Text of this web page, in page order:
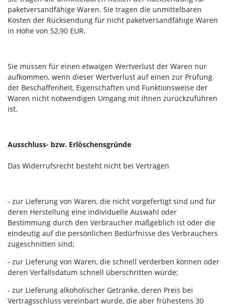
paketversandfähige Waren. Sie tragen die unmittelbaren
Kosten der Rücksendung für nicht paketversandfähige Waren
in Höhe von 52,90 EUR.
Sie müssen für einen etwaigen Wertverlust der Waren nur
aufkommen, wenn dieser Wertverlust auf einen zur Prüfung
der Beschaffenheit, Eigenschaften und Funktionsweise der
Waren nicht notwendigen Umgang mit ihnen zurückzuführen
ist.
Ausschluss- bzw. Erlöschensgründe
Das Widerrufsrecht besteht nicht bei Verträgen
- zur Lieferung von Waren, die nicht vorgefertigt sind und für
deren Herstellung eine individuelle Auswahl oder
Bestimmung durch den Verbraucher maßgeblich ist oder die
eindeutig auf die persönlichen Bedürfnisse des Verbrauchers
zugeschnitten sind;
- zur Lieferung von Waren, die schnell verderben können oder
deren Verfallsdatum schnell überschritten würde;
- zur Lieferung alkoholischer Getränke, deren Preis bei
Vertragsschluss vereinbart wurde, die aber frühestens 30